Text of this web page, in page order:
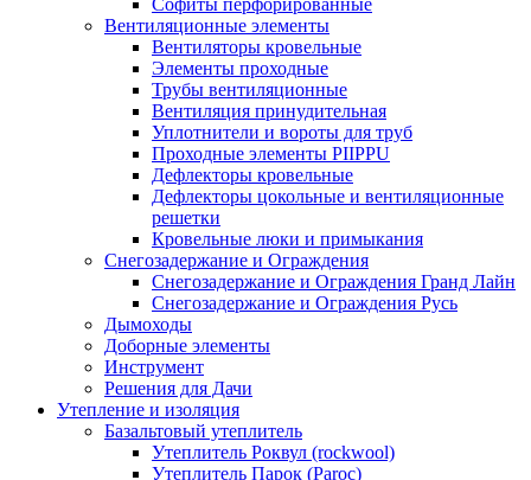
Софиты перфорированные
Вентиляционные элементы
Вентиляторы кровельные
Элементы проходные
Трубы вентиляционные
Вентиляция принудительная
Уплотнители и вороты для труб
Проходные элементы PIIPPU
Дефлекторы кровельные
Дефлекторы цокольные и вентиляционные
решетки
Кровельные люки и примыкания
Снегозадержание и Ограждения
Снегозадержание и Ограждения Гранд Лайн
Снегозадержание и Ограждения Русь
Дымоходы
Доборные элементы
Инструмент
Решения для Дачи
Утепление и изоляция
Базальтовый утеплитель
Утеплитель Роквул (rockwool)
Утеплитель Парок (Paroc)